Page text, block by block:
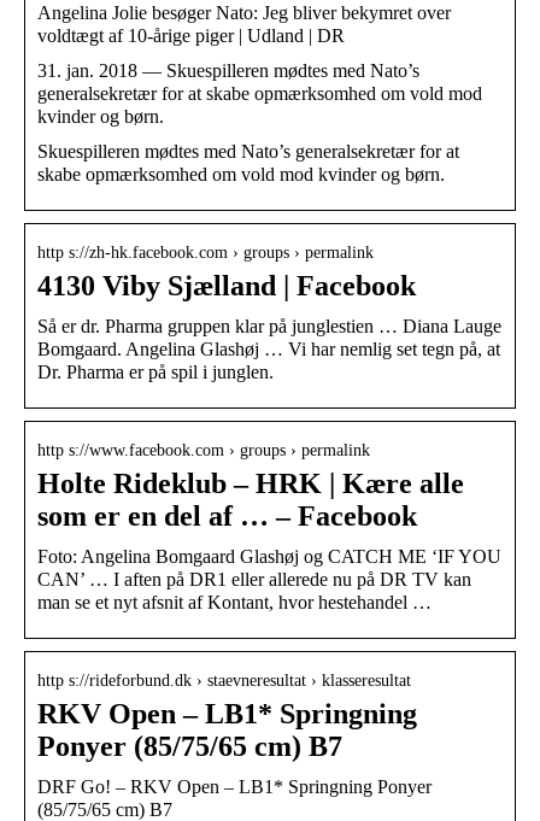
Angelina Jolie besøger Nato: Jeg bliver bekymret over
voldtægt af 10-årige piger | Udland | DR
31. jan. 2018 — Skuespilleren mødtes med Nato’s
generalsekretær for at skabe opmærksomhed om vold mod
kvinder og børn.
Skuespilleren mødtes med Nato’s generalsekretær for at
skabe opmærksomhed om vold mod kvinder og børn.
http s://zh-hk.facebook.com › groups › permalink
4130 Viby Sjælland | Facebook
Så er dr. Pharma gruppen klar på junglestien … Diana Lauge
Bomgaard. Angelina Glashøj … Vi har nemlig set tegn på, at
Dr. Pharma er på spil i junglen.
http s://www.facebook.com › groups › permalink
Holte Rideklub – HRK | Kære alle
som er en del af … – Facebook
Foto: Angelina Bomgaard Glashøj og CATCH ME ‘IF YOU
CAN’ … I aften på DR1 eller allerede nu på DR TV kan
man se et nyt afsnit af Kontant, hvor hestehandel …
http s://rideforbund.dk › staevneresultat › klasseresultat
RKV Open – LB1* Springning
Ponyer (85/75/65 cm) B7
DRF Go! – RKV Open – LB1* Springning Ponyer
(85/75/65 cm) B7